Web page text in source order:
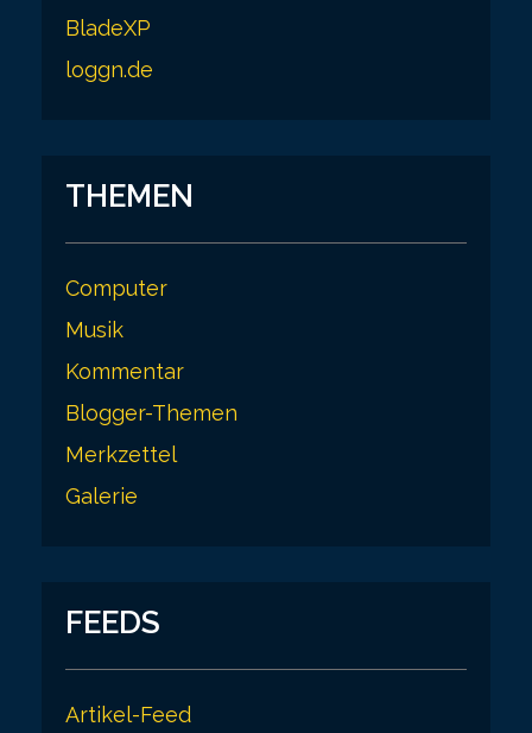
BladeXP
loggn.de
THEMEN
Computer
Musik
Kommentar
Blogger-Themen
Merkzettel
Galerie
FEEDS
Artikel-Feed